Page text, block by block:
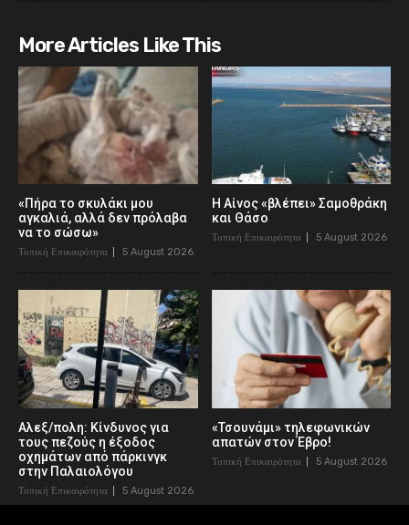
More Articles Like This
«Πήρα το σκυλάκι μου
αγκαλιά, αλλά δεν πρόλαβα
να το σώσω»
Τοπική Επικαιρότητα 5 August 2026
Η Αίνος «βλέπει» Σαμοθράκη
και Θάσο
Τοπική Επικαιρότητα 5 August 2026
Αλεξ/πολη: Κίνδυνος για
τους πεζούς η έξοδος
οχημάτων από πάρκινγκ
στην Παλαιολόγου
Τοπική Επικαιρότητα 5 August 2026
«Τσουνάμι» τηλεφωνικών
απατών στον Έβρο!
Τοπική Επικαιρότητα 5 August 2026